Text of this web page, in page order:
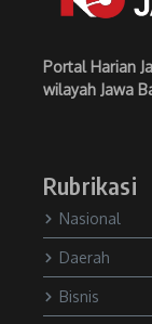
Portal Harian
wilayah Jawa
Rubrikasi
Nasional
Daerah
Bisnis